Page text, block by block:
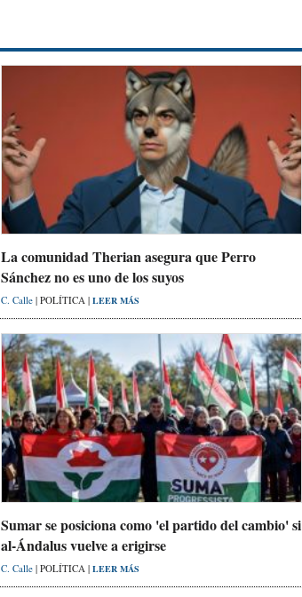
La comunidad Therian asegura que Perro
Sánchez no es uno de los suyos
C. Calle | POLÍTICA | LEER MÁS
Sumar se posiciona como 'el partido del cambio' si
al-Ándalus vuelve a erigirse
C. Calle | POLÍTICA | LEER MÁS